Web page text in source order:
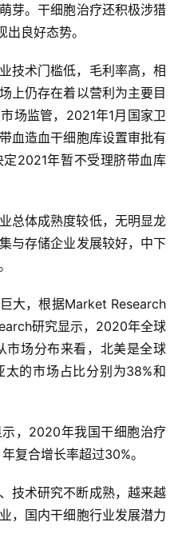
芽。干细胞治疗还积极涉猎
良好态势。
技术门槛低，毛利率高，相
上仍存在着以营利为主要目
场监管，2021年1月国家卫
血造血干细胞库设置审批有
2021年暂不受理脐带血库
总体成熟度较低，无明显龙
与存储企业发展较好，中下
大，根据Market Research
研究显示，2020年全球
市场分布来看，北美是全球
的市场占比分别为38%和
，2020年我国干细胞治疗
复合增长率超过30%。
技术研究不断成熟，越来越
，国内干细胞行业发展潜力